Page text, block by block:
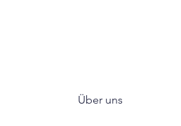
Über uns